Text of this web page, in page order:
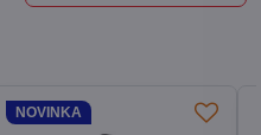
NOVINKA